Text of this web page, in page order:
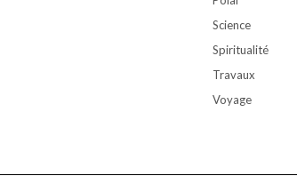
Science
Spiritualité
Travaux
Voyage